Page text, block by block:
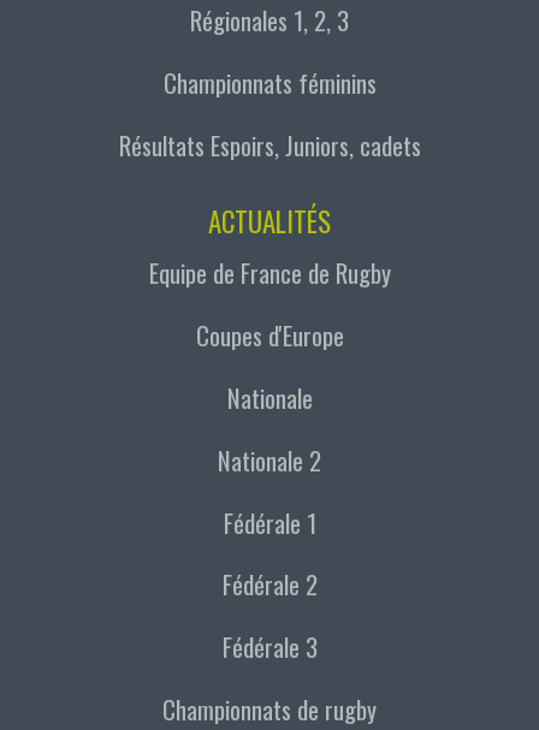
Régionales 1, 2, 3
Championnats féminins
Résultats Espoirs, Juniors, cadets
ACTUALITÉS
Equipe de France de Rugby
Coupes d'Europe
Nationale
Nationale 2
Fédérale 1
Fédérale 2
Fédérale 3
Championnats de rugby